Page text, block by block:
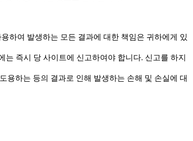
하여 발생하는 모든 결과에 대한 책임은 귀하에게 있
즉시 당 사이트에 신고하여야 합니다. 신고를 하지
용하는 등의 결과로 인해 발생하는 손해 및 손실에 대